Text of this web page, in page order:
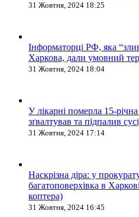
31 Жовтня, 2024 18:25
Інформаторці РФ, яка
Харкова, дали умовний
31 Жовтня, 2024 18:04
У лікарні померла 15-
зґвалтував та підпалив
31 Жовтня, 2024 17:14
Наскрізна діра: у
багатоповерхівка в
коптера)
31 Жовтня, 2024 16:45